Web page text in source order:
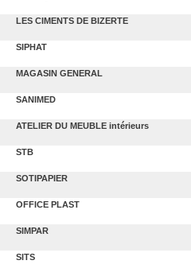
LES CIMENTS DE BIZERTE
SIPHAT
MAGASIN GENERAL
SANIMED
ATELIER DU MEUBLE intérieurs
STB
SOTIPAPIER
OFFICE PLAST
SIMPAR
SITS